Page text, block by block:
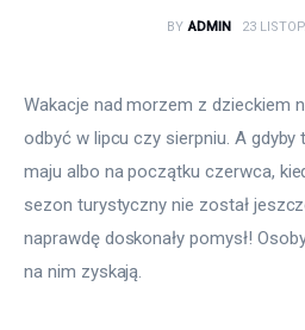
BY ADMIN 23
Wakacje nad morzem z dzieckiem
odbyć w lipcu czy sierpniu. A gdyby
maju albo na początku czerwca,
sezon turystyczny nie został
naprawdę doskonały pomysł!
na nim zyskają.